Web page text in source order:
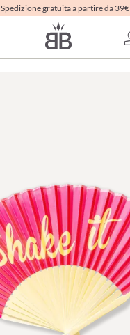
Spedizione gratuita a partire da 39€